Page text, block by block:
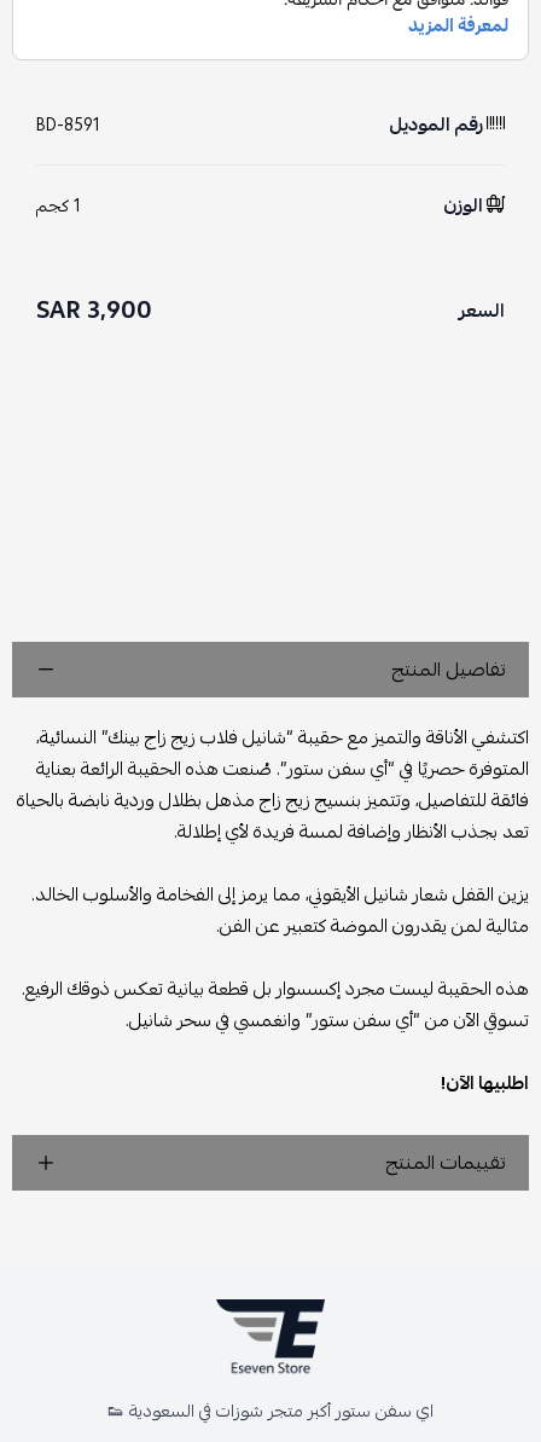
رقم الموديل BD-8591
الوزن 1 كجم
السعر 3,900 SAR
تفاصيل المنتج
اكتشفي الأناقة والتميز مع حقيبة “شانيل فلاب زيج زاج بينك” النسائية،
المتوفرة حصريًا في “أي سفن ستور”. صُنعت هذه الحقيبة الرائعة بعناية
فائقة للتفاصيل، وتتميز بنسيج زيج زاج مذهل بظلال وردية نابضة بالحياة
تعد بجذب الأنظار وإضافة لمسة فريدة لأي إطلالة.
يزين القفل شعار شانيل الأيقوني، مما يرمز إلى الفخامة والأسلوب الخالد.
مثالية لمن يقدرون الموضة كتعبير عن الفن.
هذه الحقيبة ليست مجرد إكسسوار بل قطعة بيانية تعكس ذوقك الرفيع.
تسوقي الآن من “أي سفن ستور” وانغمسي في سحر شانيل.
اطلبيها الآن!
تقييمات المنتج
اي سفن ستور أكبر متجر شوزات في السعودية 👟